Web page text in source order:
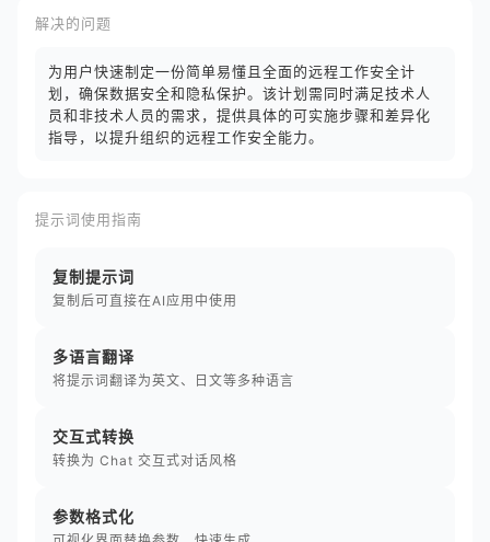
解决的问题
为用户快速制定一份简单易懂且全面的远程工作安全计
划，确保数据安全和隐私保护。该计划需同时满足技术人
员和非技术人员的需求，提供具体的可实施步骤和差异化
指导，以提升组织的远程工作安全能力。
提示词使用指南
复制提示词
复制后可直接在AI应用中使用
多语言翻译
将提示词翻译为英文、日文等多种语言
交互式转换
转换为 Chat 交互式对话风格
参数格式化